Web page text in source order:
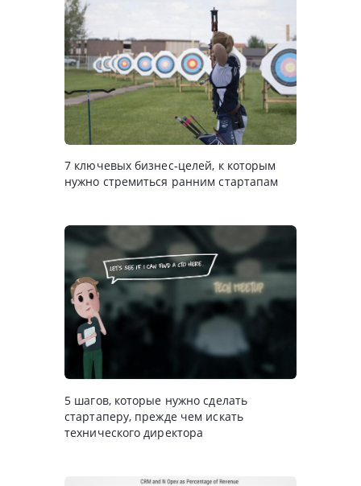
7 ключевых бизнес-целей, к которым
нужно стремиться ранним стартапам
5 шагов, которые нужно сделать
стартаперу, прежде чем искать
технического директора